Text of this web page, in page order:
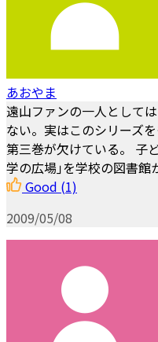
あおやま
遠山ファンの一人として
ない。実はこのシリーズ
第三巻が欠けている。 子
学の広場｣を学校の図書館
Good (1)
2009/05/08